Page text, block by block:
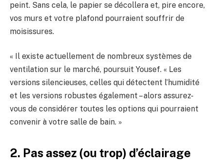
peint. Sans cela, le papier se décollera et, pire encore,
vos murs et votre plafond pourraient souffrir de
moisissures.
« Il existe actuellement de nombreux systèmes de
ventilation sur le marché, poursuit Yousef. « Les
versions silencieuses, celles qui détectent l’humidité
et les versions robustes également – ​​alors assurez-
vous de considérer toutes les options qui pourraient
convenir à votre salle de bain. »
2. Pas assez (ou trop) d’éclairage